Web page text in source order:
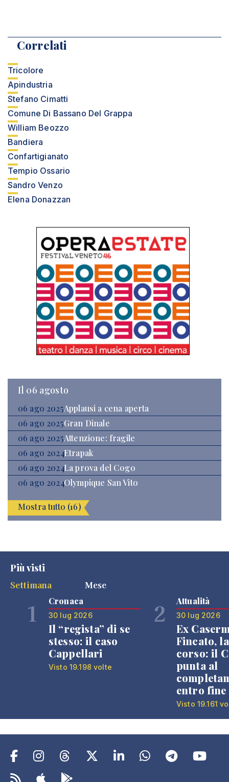
Correlati
Tricolore
Apindustria
Stefano Cimatti
Comune Di Bassano Del Grappa
William Beozzo
Bandiera
Confartigianato
Tempio Ossario
Sandro Venzo
Elena Donazzan
Il 06 agosto
06 ago 2025Applausi a cena aperta
06 ago 2025Gran Dinale
06 ago 2025Attenzione: fragile
06 ago 2024Etrapak
06 ago 2024La prova del Cogo
06 ago 2024Olympique San Vito
Mostra tutto (16)
Più visti
Settimana
Mese
1 Cronaca
30 lug 2026
Il “regista” di se
stesso: il caso
Cappellari
Visto 19.198 volte
2 Attualità
30 lug 2026
Ex
Fincato,
corso: il
punta al
entro fine
Visto 19.161